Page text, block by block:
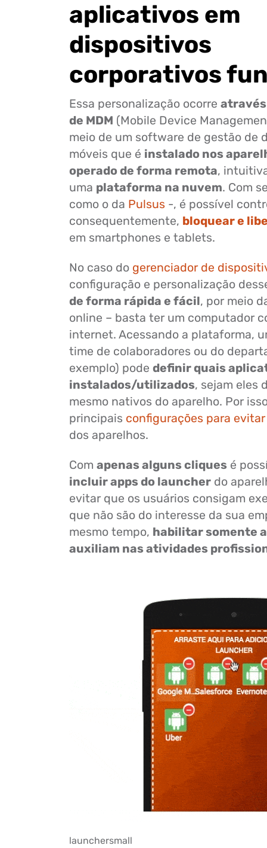
aplicativos em
dispositivos
corporativos
Essa personalização ocorre através
de MDM (Mobile Device
meio de um software de gestão de
móveis que é instalado nos
operado de forma remota,
uma plataforma na nuvem. Com
como o da Pulsus -, é possível
consequentemente, bloquear e
em smartphones e tablets.
No caso do gerenciador de
configuração e personalização
de forma rápida e fácil, por meio
online – basta ter um computador
internet. Acessando a plataforma,
time de colaboradores ou do
exemplo) pode definir quais
instalados/utilizados, sejam eles
mesmo nativos do aparelho. Por
principais configurações para
dos aparelhos.
Com apenas alguns cliques é
incluir apps do launcher do
evitar que os usuários consigam
que não são do interesse da sua
mesmo tempo, habilitar somente
auxiliam nas atividades
launchersmall